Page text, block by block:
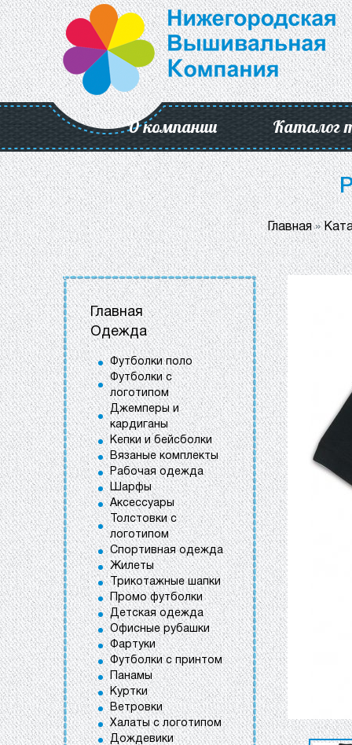
О компании Каталог
Главная»
Главная
Одежда
Футболки поло
Футболки с
логотипом
Джемперы и
кардиганы
Кепки и бейсболки
Вязаные комплекты
Рабочая одежда
Шарфы
Аксессуары
Толстовки с
логотипом
Спортивная одежда
Жилеты
Трикотажные шапки
Промо футболки
Детская одежда
Офисные рубашки
Фартуки
Футболки с принтом
Панамы
Куртки
Ветровки
Халаты с логотипом
Дождевики